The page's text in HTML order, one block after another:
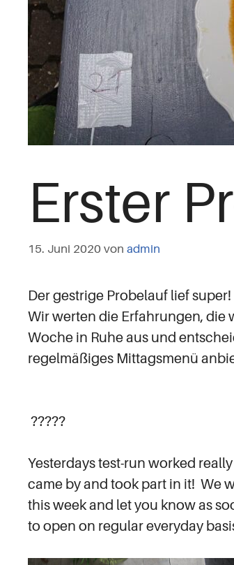
Erster
15. Juni 2020 von admin
Der gestrige Probelauf lief
Wir werten die Erfahrungen, die
Woche in Ruhe aus und
regelmäßiges Mittagsmenü
?????
Yesterdays test-run worked
came by and took part in it! We
this week and let you know as
to open on regular everyday